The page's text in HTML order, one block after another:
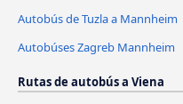
Autobús de Tuzla a Mannheim
Autobúses Zagreb Mannheim
Rutas de autobús a Viena